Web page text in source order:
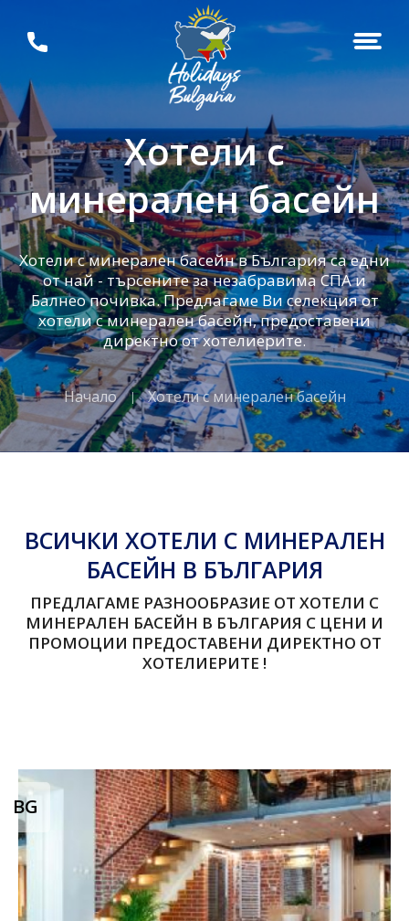
Хотели с
минерален басейн
Хотели с минерален басейн в България са едни
от най - търсените за незабравима СПА и
Балнео почивка. Предлагаме Ви селекция от
хотели с минерален басейн, предоставени
директно от хотелиерите.
Начало Хотели с минерален басейн
ВСИЧКИ ХОТЕЛИ С МИНЕРАЛЕН
БАСЕЙН В БЪЛГАРИЯ
ПРЕДЛАГАМЕ РАЗНООБРАЗИЕ ОТ ХОТЕЛИ С
МИНЕРАЛЕН БАСЕЙН В БЪЛГАРИЯ С ЦЕНИ И
ПРОМОЦИИ ПРЕДОСТАВЕНИ ДИРЕКТНО ОТ
ХОТЕЛИЕРИТЕ !
BG